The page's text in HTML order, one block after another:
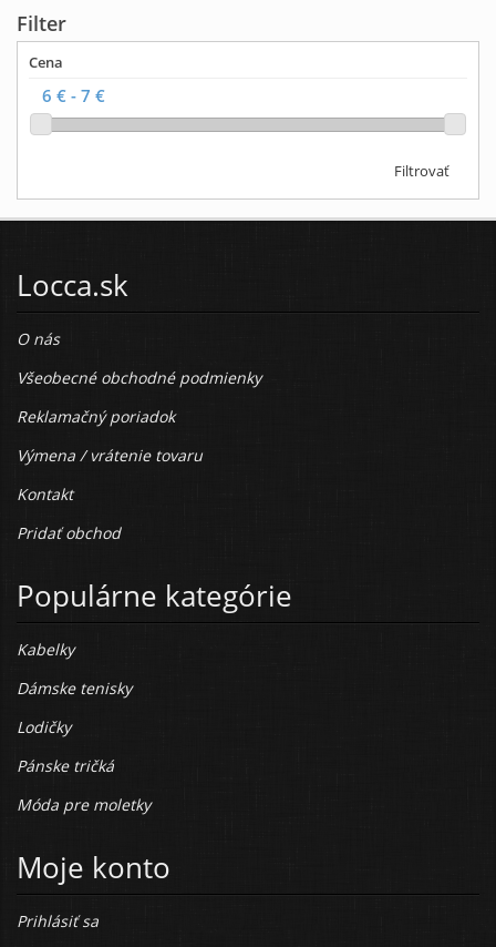
Filter
Cena
Filtrovať
Locca.sk
O nás
Všeobecné obchodné podmienky
Reklamačný poriadok
Výmena / vrátenie tovaru
Kontakt
Pridať obchod
Populárne kategórie
Kabelky
Dámske tenisky
Lodičky
Pánske tričká
Móda pre moletky
Moje konto
Prihlásiť sa